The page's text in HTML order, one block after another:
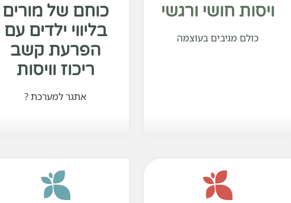
ויסות חושי ורגשי
כולם מגיבים בעוצמה
כוחם של מורים
בליווי ילדים עם
הפרעת קשב
ריכוז וויסות
אתגר למערכת ?